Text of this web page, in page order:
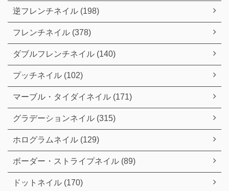
逆フレンチネイル (198)
フレンチネイル (378)
ダブルフレンチネイル (140)
プッチネイル (102)
マーブル・タイダイネイル (171)
グラデーションネイル (315)
ホログラムネイル (129)
ボーダー・ストライプネイル (89)
ドットネイル (170)